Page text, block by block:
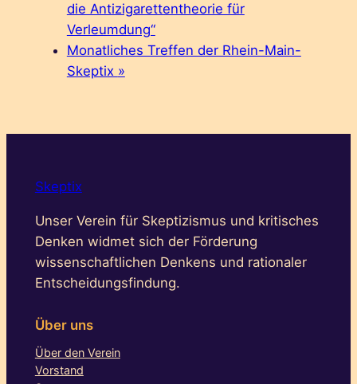
die Antizigarettentheorie für
Verleumdung“
Monatliches Treffen der Rhein-Main-
Skeptix »
Skeptix
Unser Verein für Skeptizismus und kritisches
Denken widmet sich der Förderung
wissenschaftlichen Denkens und rationaler
Entscheidungsfindung.
Über uns
Über den Verein
Vorstand